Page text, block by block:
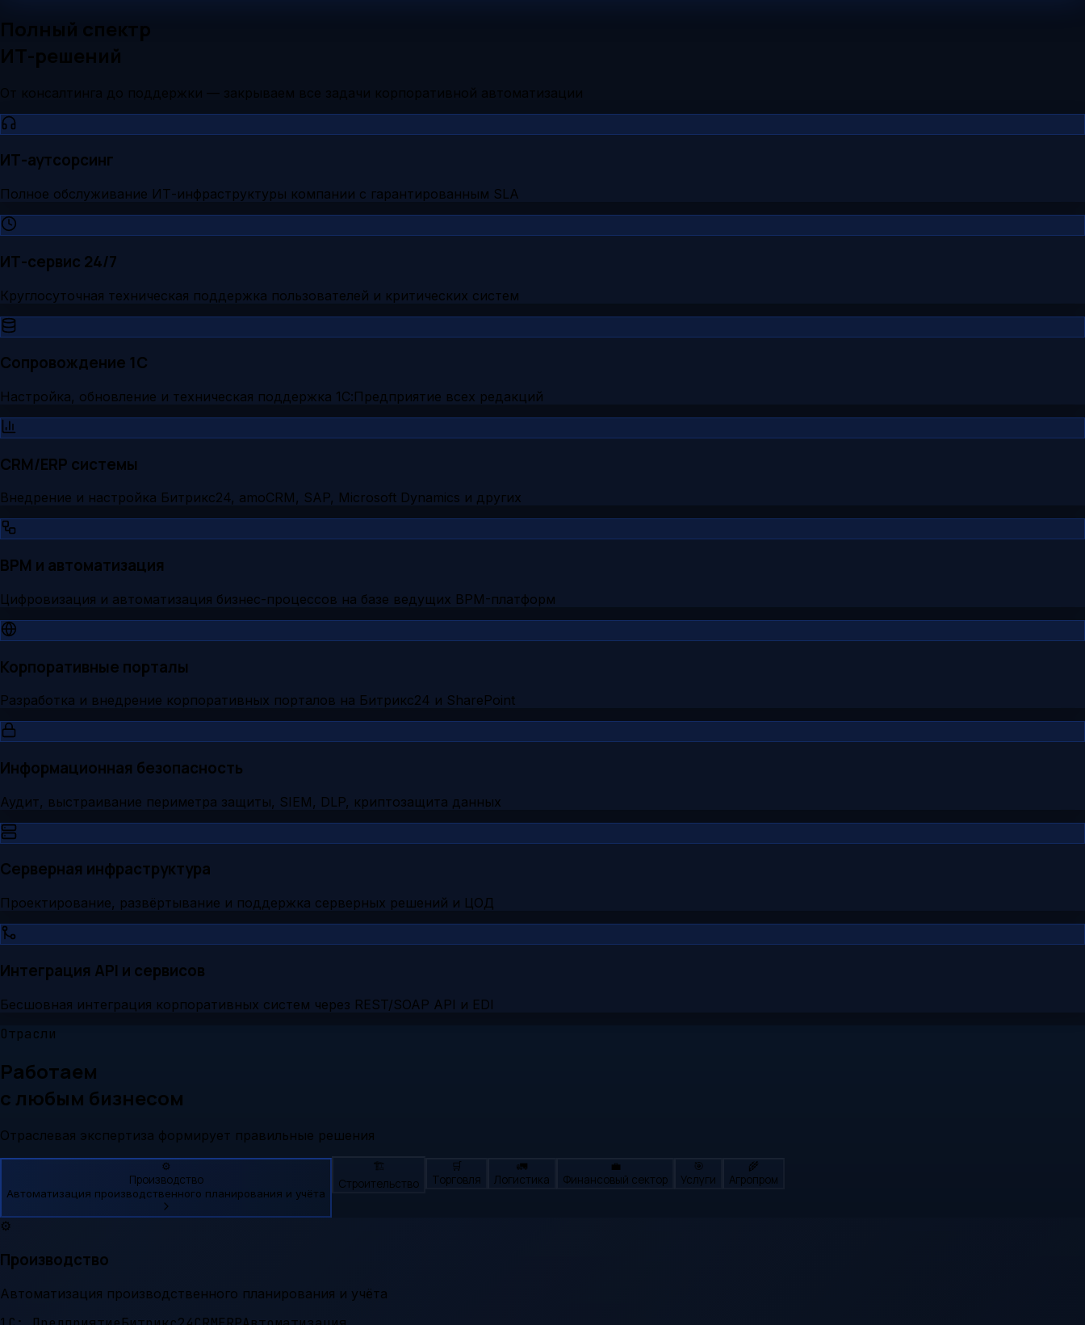
Полный спектр
ИТ-решений
От консалтинга до поддержки — закрываем все задачи корпоративной автоматизации
ИТ-аутсорсинг
Полное обслуживание ИТ-инфраструктуры компании с гарантированным SLA
ИТ-сервис 24/7
Круглосуточная техническая поддержка пользователей и критических систем
Сопровождение 1С
Настройка, обновление и техническая поддержка 1С:Предприятие всех редакций
CRM/ERP системы
Внедрение и настройка Битрикс24, amoCRM, SAP, Microsoft Dynamics и других
BPM и автоматизация
Цифровизация и автоматизация бизнес-процессов на базе ведущих BPM-платформ
Корпоративные порталы
Разработка и внедрение корпоративных порталов на Битрикс24 и SharePoint
Информационная безопасность
Аудит, выстраивание периметра защиты, SIEM, DLP, криптозащита данных
Серверная инфраструктура
Проектирование, развёртывание и поддержка серверных решений и ЦОД
Интеграция API и сервисов
Бесшовная интеграция корпоративных систем через REST/SOAP API и EDI
Отрасли
Работаем
с любым бизнесом
Отраслевая экспертиза формирует правильные решения
⚙️
Производство
Автоматизация производственного планирования и учёта
🏗️
Строительство
🛒
Торговля
🚛
Логистика
💼
Финансовый сектор
🎯
Услуги
🌾
Агропром
⚙️
Производство
Автоматизация производственного планирования и учёта